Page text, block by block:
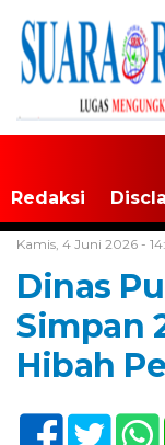
Redaksi
Kamis, 4 Juni 2026 -
Dinas
Simpan
Hibah